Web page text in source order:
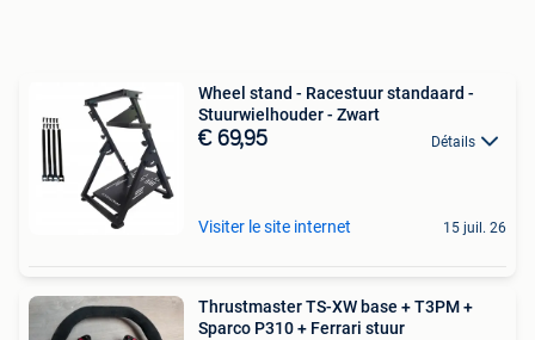
Wheel stand - Racestuur standaard -
Stuurwielhouder - Zwart
€ 69,95 Détails
Visiter le site internet 15 juil. 26
Thrustmaster TS-XW base + T3PM +
Sparco P310 + Ferrari stuur